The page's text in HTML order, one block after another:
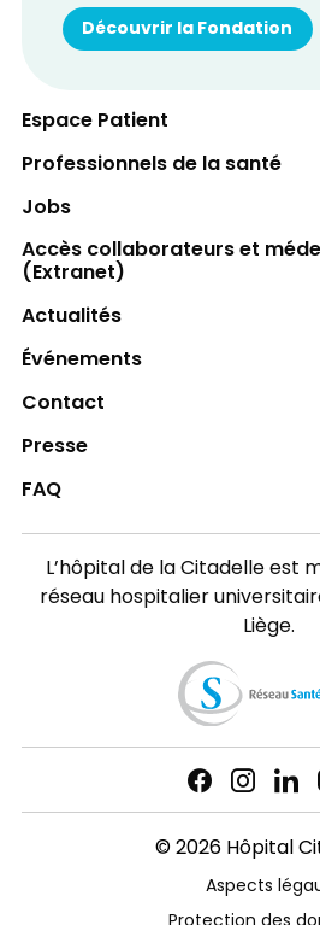
Découvrir la Fondation
Espace Patient
Professionnels de la santé
Jobs
Accès collaborateurs et
(Extranet)
Actualités
Événements
Contact
Presse
FAQ
L’hôpital de la Citadelle est
réseau hospitalier
Liège.
© 2026 Hôpital
Aspects